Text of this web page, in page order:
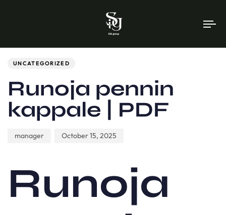
UNCATEGORIZED
Runoja pennin
kappale | PDF
manager October 15, 2025
Runoja